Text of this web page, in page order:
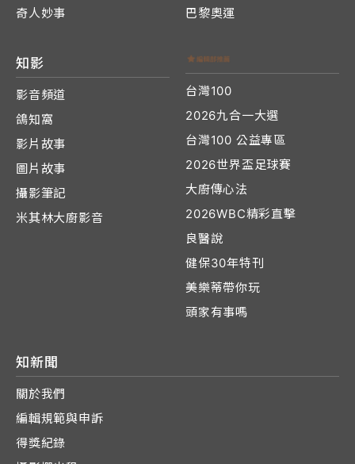
奇人妙事
巴黎奧運
知影
影音頻道
鴿知窩
影片故事
圖片故事
攝影筆記
米其林大廚影音
台灣100
2026九合一大選
台灣100 公益專區
2026世界盃足球賽
大廚傳心法
2026WBC精彩直擊
良醫說
健保30年特刊
美樂蒂帶你玩
頭家有事嗎
知新聞
關於我們
編輯規範與申訴
得獎紀錄